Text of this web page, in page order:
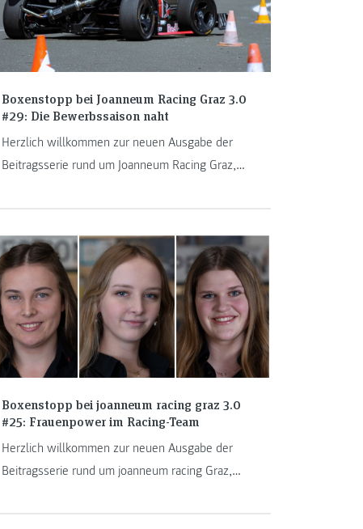
Boxenstopp bei Joanneum Racing Graz 3.0
#29: Die Bewerbssaison naht
Herzlich willkommen zur neuen Ausgabe der
Beitragsserie rund um Joanneum Racing Graz,
Weasels mit dem heurigen Boliden zum ersten
Mal an einem Formula-Student-Bewerb
teilnehmen. Bis dahin wollen aber noch so
einige Aufgaben abgearbeitet werden, denn ein
erfolgreicher Bewerb beginnt mit der richtigen
Vorbereitung.
Boxenstopp bei joanneum racing graz 3.0
#25: Frauenpower im Racing-Team
Herzlich willkommen zur neuen Ausgabe der
Beitragsserie rund um joanneum racing Graz,